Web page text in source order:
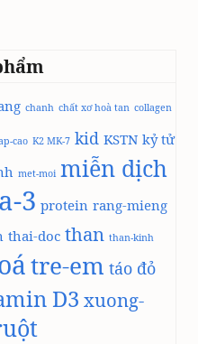
chanh chất xơ hoà tan collagen
cao K2 MK-7 kid KSTN kỷ tử
met-moi miễn dịch
3 protein rang-mieng
thai-doc than than-kinh
tre-em táo đỏ
D3 xuong-